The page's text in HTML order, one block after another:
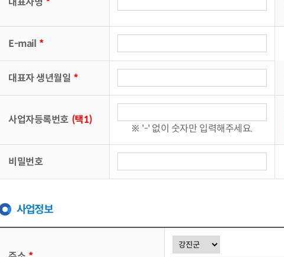
E-mail *
대표자 생년월일 *
사업자등록번호 (택1)
※ '-' 없이 숫자만 입력해주세요.
비밀번호
사업정보